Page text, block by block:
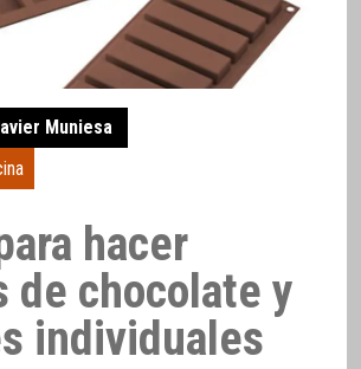
Muniesa
hacer
de chocolate y
individuales